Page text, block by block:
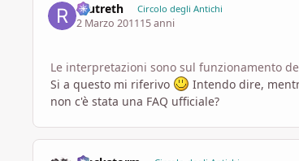
reutreth Circolo degli Antichi
2 Marzo 201115 anni
Le interpretazioni sono sul funzionamento
Si a questo mi riferivo
Intendo dire,
non c'è stata una FAQ ufficiale?